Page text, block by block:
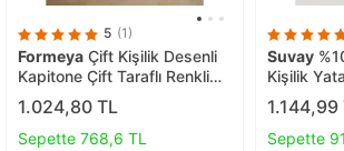
5 (1)
Formeya Çift Kişilik Desenli
Kapitone Çift Taraflı Renkli
Pike Yatak Örtüsü Takımı
200x230 Cm (çarşafsız)
Yeşil
1.024,80 TL
Sepette 768,6 TL
Suvay
Kişilik
Petek
Renkli
1.144,99
Sepette